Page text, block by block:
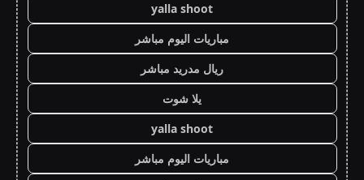
yalla shoot
مباريات اليوم مباشر
ريال مدريد مباشر
يلا شوت
yalla shoot
مباريات اليوم مباشر